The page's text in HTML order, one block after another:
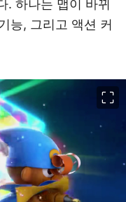
. 하나는 맵이 바뀌
능, 그리고 액션 커